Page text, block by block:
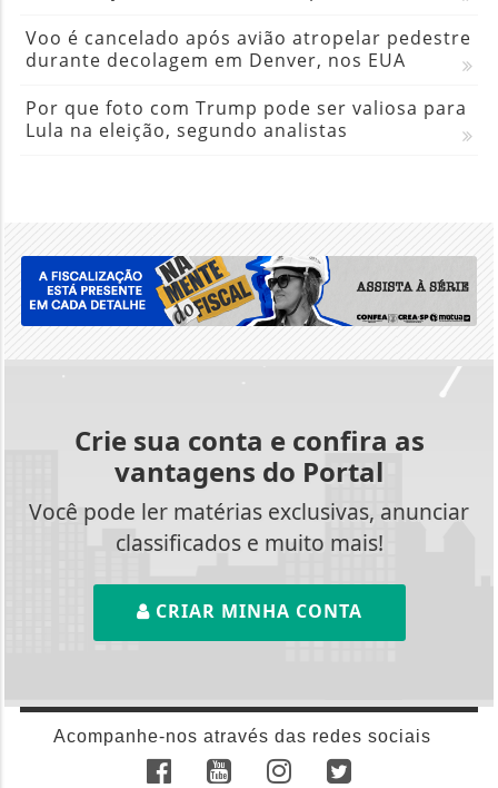
Lula na eleição, segundo analistas
classificados e muito mais!
CRIAR MINHA CONTA
Acompanhe-nos através das redes sociais
AGÊNCIA DINO